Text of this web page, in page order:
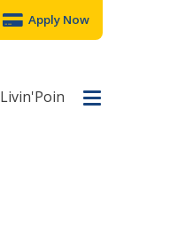
Apply Now
Livin'Poin